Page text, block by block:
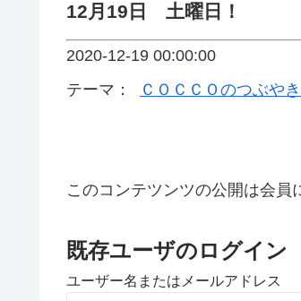
12月19日 土曜日！
2020-12-19 00:00:00
テーマ：
ＣＯＣＣＯのつぶやき
このコンテツンツの公開は会員
既存ユーザのログイン
ユーザー名またはメールアドレス